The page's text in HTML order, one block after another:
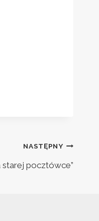
NASTĘPNY
starej pocztówce”